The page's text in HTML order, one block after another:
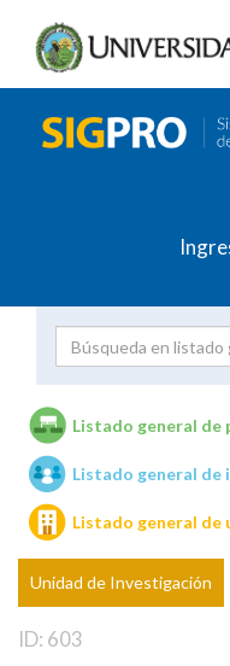
Unidades de
Listado general de
Listado general de
Listado general de
Unidad de Investigación
ID: 603